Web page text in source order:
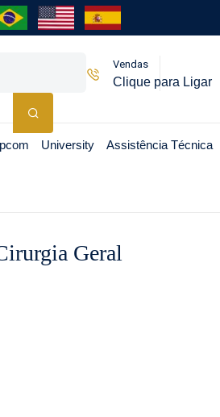
Vendas
Clique para Ligar
University Assistência Técnica
Geral